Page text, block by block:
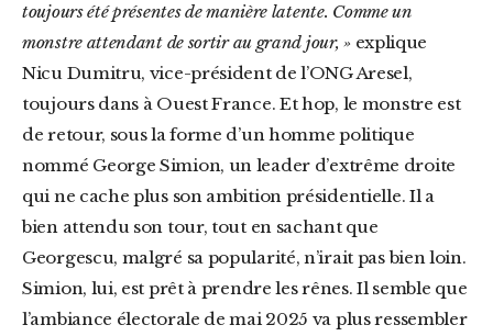
toujours été présentes de manière latente. Comme un
monstre attendant de sortir au grand jour, » explique
Nicu Dumitru, vice-président de l’ONG Aresel,
toujours dans à Ouest France. Et hop, le monstre est
de retour, sous la forme d’un homme politique
nommé George Simion, un leader d’extrême droite
qui ne cache plus son ambition présidentielle. Il a
bien attendu son tour, tout en sachant que
Georgescu, malgré sa popularité, n’irait pas bien loin.
Simion, lui, est prêt à prendre les rênes. Il semble que
l’ambiance électorale de mai 2025 va plus ressembler